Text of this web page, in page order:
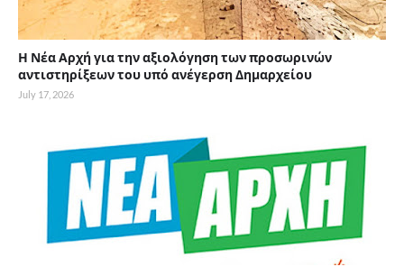
Η Νέα Αρχή για την αξιολόγηση των προσωρινών
αντιστηρίξεων του υπό ανέγερση Δημαρχείου
July 17, 2026